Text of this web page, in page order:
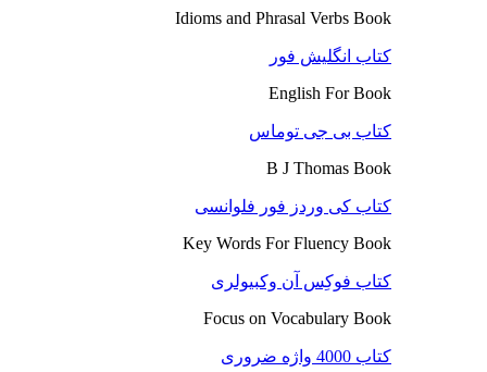
Idioms and Phrasal Verbs Book
کتاب انگلیش فور
English For Book
کتاب بی جی توماس
B J Thomas Book
کتاب کی وردز فور فلوانسی
Key Words For Fluency Book
کتاب فوکِس آن وکبیولری
Focus on Vocabulary Book
کتاب 4000 واژه ضروری